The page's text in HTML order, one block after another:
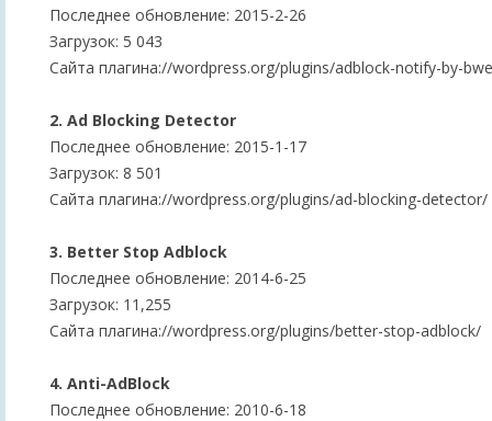
Последнее обновление: 2015-2-26
Загрузок: 5 043
Сайта плагина://wordpress.org/plugins/adblock-notify-by-
2. Ad Blocking Detector
Последнее обновление: 2015-1-17
Загрузок: 8 501
Сайта плагина://wordpress.org/plugins/ad-blocking-detector/
3. Better Stop Adblock
Последнее обновление: 2014-6-25
Загрузок: 11,255
Сайта плагина://wordpress.org/plugins/better-stop-adblock/
4. Anti-AdBlock
Последнее обновление: 2010-6-18